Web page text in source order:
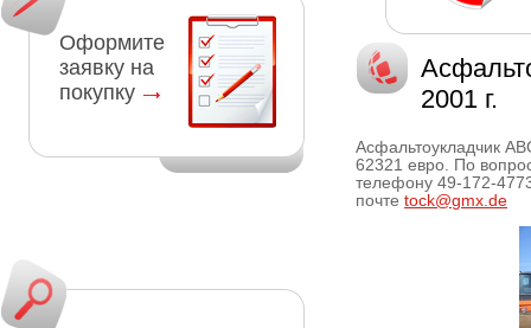
Оформите
заявку на
покупку
2001 г.
Асфальтоукладчик
62321 евро. По
телефону 49-172-
почте tock@gmx.de